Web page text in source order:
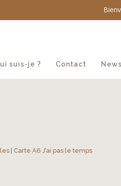
suis-je ? Contact
| Carte A6 J’ai pas le temps